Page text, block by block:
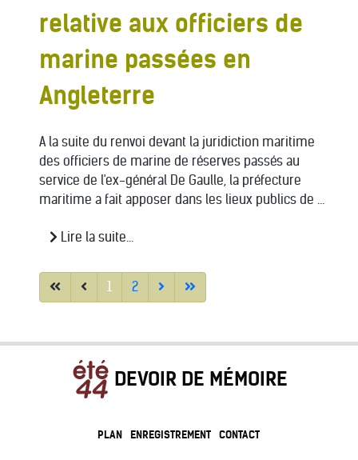
relative aux officiers de
marine passées en
Angleterre
A la suite du renvoi devant la juridiction maritime
des officiers de marine de réserves passés au
service de l'ex-général De Gaulle, la préfecture
maritime a fait apposer dans les lieux publics de ...
Lire la suite...
1 2
DEVOIR DE MÉMOIRE
PLAN ENREGISTREMENT CONTACT